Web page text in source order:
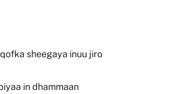
sheegaya inuu jiro
in dhammaan